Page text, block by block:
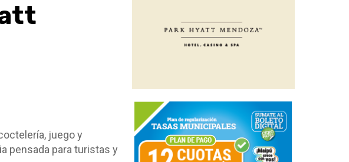
juego y
pensada para turistas y